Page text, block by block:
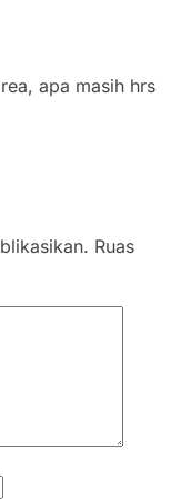
apa masih hrs
Ruas